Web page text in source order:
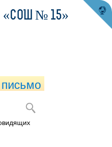
турнир
«СОШ № 15»